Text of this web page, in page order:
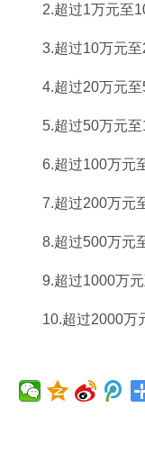
2.超过1万元至
3.超过10万元
4.超过20万元
5.超过50万元
6.超过100万元
7.超过200万元
8.超过500万元
9.超过1000万
10.超过2000万